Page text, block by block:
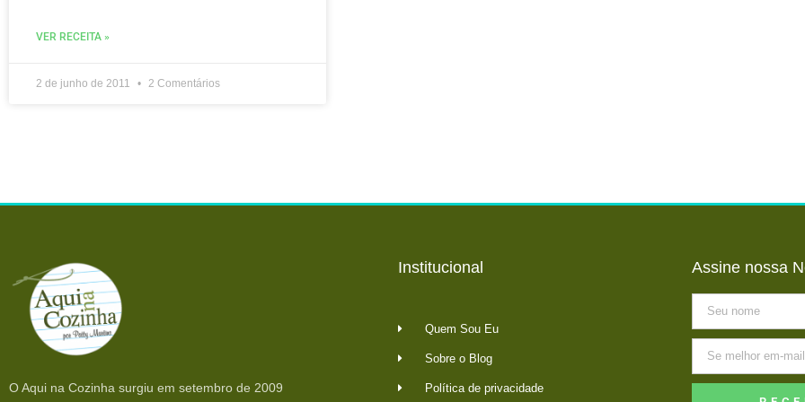
VER RECEITA »
2 de junho de 2011 2 Comentários
O Aqui na Cozinha surgiu em setembro de 2009
Institucional
Quem Sou Eu
Sobre o Blog
Política de privacidade
Assine nossa